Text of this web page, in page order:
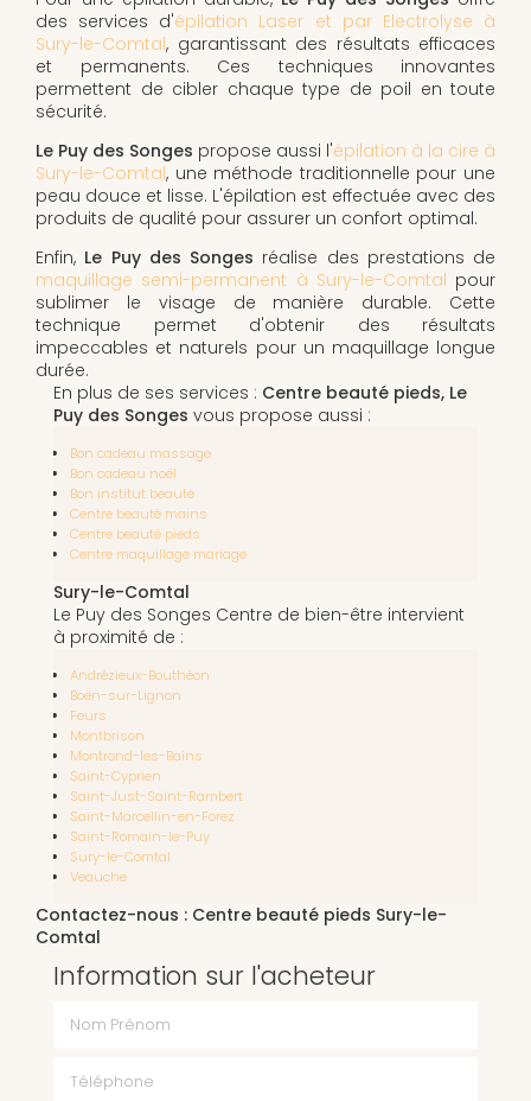
des services d'épilation Laser et par Electrolyse à
Sury-le-Comtal, garantissant des résultats efficaces
et permanents. Ces techniques innovantes
permettent de cibler chaque type de poil en toute
sécurité.
Le Puy des Songes propose aussi l'épilation à la cire à
Sury-le-Comtal, une méthode traditionnelle pour une
peau douce et lisse. L'épilation est effectuée avec des
produits de qualité pour assurer un confort optimal.
Enfin, Le Puy des Songes réalise des prestations de
maquillage semi-permanent à Sury-le-Comtal pour
sublimer le visage de manière durable. Cette
technique permet d'obtenir des résultats
impeccables et naturels pour un maquillage longue
durée.
En plus de ses services : Centre beauté pieds, Le
Puy des Songes vous propose aussi :
Bon cadeau massage
Bon cadeau noël
Bon institut beauté
Centre beauté mains
Centre beauté pieds
Centre maquillage mariage
Sury-le-Comtal
Le Puy des Songes Centre de bien-être intervient
à proximité de :
Andrézieux-Bouthéon
Boën-sur-Lignon
Feurs
Montbrison
Montrond-les-Bains
Saint-Cyprien
Saint-Just-Saint-Rambert
Saint-Marcellin-en-Forez
Saint-Romain-le-Puy
Sury-le-Comtal
Veauche
Contactez-nous : Centre beauté pieds Sury-le-
Comtal
Information sur l'acheteur